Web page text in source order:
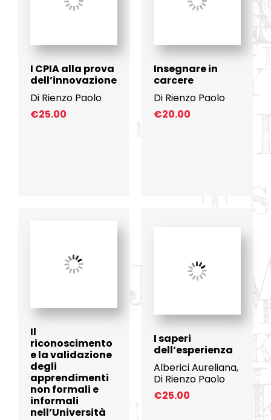
I CPIA alla prova
dell’innovazione
Di Rienzo Paolo
€25.00
Insegnare in
carcere
Di Rienzo Paolo
€20.00
Il
riconoscimento
e la validazione
degli
apprendimenti
non formali e
informali
nell’Università
I saperi
dell’esperienza
Alberici Aureliana,
Di Rienzo Paolo
€25.00